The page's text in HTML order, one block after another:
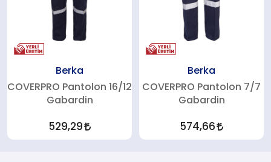
Berka
COVERPRO Pantolon 16/12
Gabardin
529,29
Berka
COVERPRO Pantolon 7/7
Gabardin
574,66